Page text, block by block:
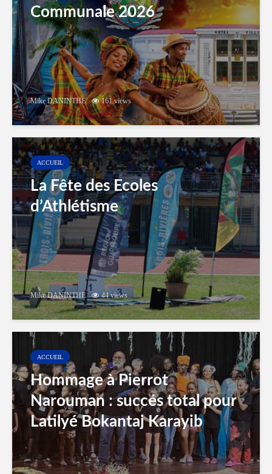
Communale 2026
Mike DANINTHE 161 views
ACCUEIL
La Fête des Ecoles
d’Athlétisme
Mike DANINTHE 44 views
ACCUEIL
Hommage à Pierrot
Narouman : succés total pour
Latilyé Bokantaj Karayib